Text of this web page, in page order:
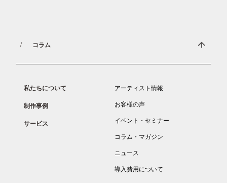
コラム
私たちについて
制作事例
サービス
アーティスト情報
お客様の声
イベント・セミナー
コラム・マガジン
ニュース
導入費用について